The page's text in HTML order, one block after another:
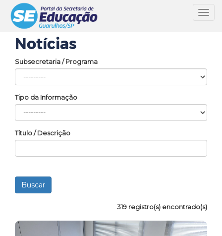
Notícias
Subsecretaria / Programa
Tipo da Informação
Título / Descrição
319 registro(s) encontrado(s)